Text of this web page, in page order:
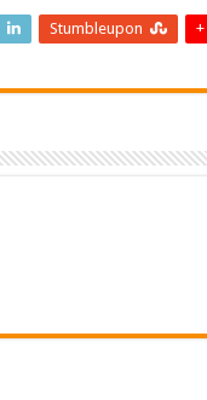
Stumbleupon